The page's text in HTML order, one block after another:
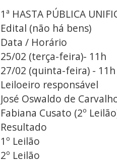
1ª HASTA PÚBLICA
Edital (não há bens)
Data / Horário
25/02 (terça-feira)- 11h
27/02 (quinta-feira) - 11h
Leiloeiro responsável
José Oswaldo de
Fabiana Cusato (2º
Resultado
1º Leilão
2º Leilão